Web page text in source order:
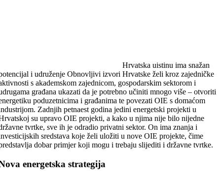
Hrvatska uistinu ima snažan
i udruženje Obnovljivi izvori Hrvatske želi kroz zajedničke
s akademskom zajednicom, gospodarskim sektorom i
građana ukazati da je potrebno učiniti mnogo više – otvoriti
poduzetnicima i građanima te povezati OIE s domaćom
Zadnjih petnaest godina jedini energetski projekti u
su upravo OIE projekti, a kako u njima nije bilo nijedne
tvrtke, sve ih je odradio privatni sektor. On ima znanja i
sredstava koje želi uložiti u nove OIE projekte, čime
dobar primjer koji mogu i trebaju slijediti i državne tvrtke.
energetska strategija